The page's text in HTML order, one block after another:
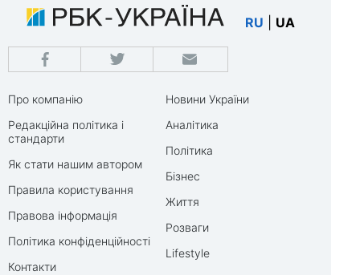
RU UA
Про компанію
Редакційна політика і
стандарти
Як стати нашим автором
Правила користування
Правова інформація
Політика конфіденційності
Контакти
Новини України
Аналітика
Політика
Бізнес
Життя
Розваги
Lifestyle